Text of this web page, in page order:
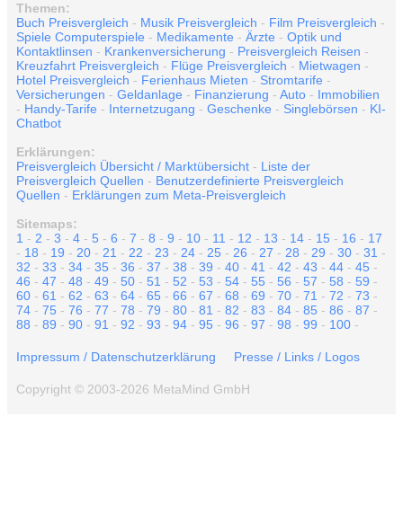
Themen:
Buch Preisvergleich - Musik Preisvergleich - Film Preisvergleich -
Spiele Computerspiele - Medikamente - Ärzte - Optik und
Kontaktlinsen - Krankenversicherung - Preisvergleich Reisen -
Kreuzfahrt Preisvergleich - Flüge Preisvergleich - Mietwagen -
Hotel Preisvergleich - Ferienhaus Mieten - Stromtarife -
Versicherungen - Geldanlage - Finanzierung - Auto - Immobilien
- Handy-Tarife - Internetzugang - Geschenke - Singlebörsen - KI-
Chatbot
Erklärungen:
Preisvergleich Übersicht / Marktübersicht - Liste der
Preisvergleich Quellen - Benutzerdefinierte Preisvergleich
Quellen - Erklärungen zum Meta-Preisvergleich
Sitemaps:
1 - 2 - 3 - 4 - 5 - 6 - 7 - 8 - 9 - 10 - 11 - 12 - 13 - 14 - 15 - 16 - 17
- 18 - 19 - 20 - 21 - 22 - 23 - 24 - 25 - 26 - 27 - 28 - 29 - 30 - 31 -
32 - 33 - 34 - 35 - 36 - 37 - 38 - 39 - 40 - 41 - 42 - 43 - 44 - 45 -
46 - 47 - 48 - 49 - 50 - 51 - 52 - 53 - 54 - 55 - 56 - 57 - 58 - 59 -
60 - 61 - 62 - 63 - 64 - 65 - 66 - 67 - 68 - 69 - 70 - 71 - 72 - 73 -
74 - 75 - 76 - 77 - 78 - 79 - 80 - 81 - 82 - 83 - 84 - 85 - 86 - 87 -
88 - 89 - 90 - 91 - 92 - 93 - 94 - 95 - 96 - 97 - 98 - 99 - 100 -
Impressum / Datenschutzerklärung Presse / Links / Logos
Copyright © 2003-2026 MetaMind GmbH